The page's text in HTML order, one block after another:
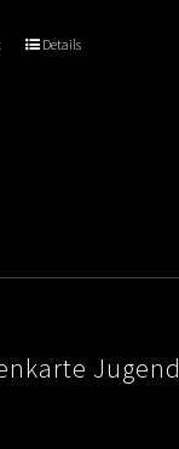
Details
Jugend